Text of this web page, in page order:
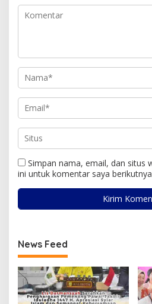
Simpan nama, email, dan situs
ini untuk komentar saya
News Feed